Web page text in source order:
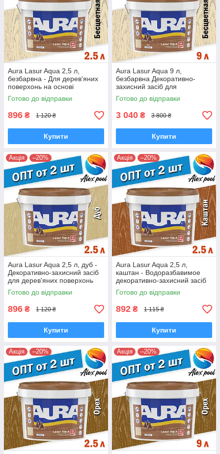
Aura Lasur Aqua 2,5 л,
безбарвна - Для дерев'яних
поверхонь на основі
акрилової дисперсії з
антисептиком
Готово до відправки
896 ₴ 1 120 ₴
Купити
Aura Lasur Aqua 9 л,
безбарвна Декоративно-
захисний засіб для
дерев'яних поверхонь на
основі акрилової
Готово до відправки
3 040 ₴ 3 800 ₴
Купити
Акція –20%
Aura Lasur Aqua 2,5 л, дуб -
Декоративно-захисний засіб
для дерев'яних поверхонь
Готово до відправки
896 ₴ 1 120 ₴
Купити
Акція –20%
Aura Lasur Aqua 2,5 л,
каштан - Водоразбавимое
декоративно-захисний засіб
для дерев'яних поверхонь
Готово до відправки
892 ₴ 1 115 ₴
Купити
Акція –20% Акція –20%